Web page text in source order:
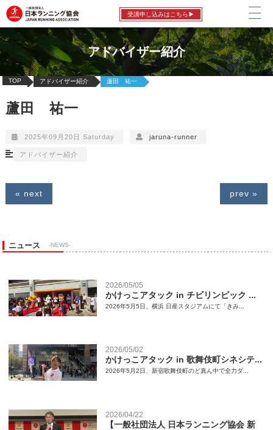
受講申し込みはこちら▶
アドバイザー紹介
TOP アドバイザー紹介 蘆田 祐一
蘆田 祐一
2025年09月20日 Saturday jaruna-runner
アドバイザー紹介
« next prev »
ニュース -NEWS-
2026/05/05
かけっこアタック in チビリンピック ...
2026年5月5日、横浜 日産スタジアムにて「きみ...
2026/05/02
かけっこアタック in 歌舞伎町シネシテ...
2026年5月2日、新宿歌舞伎町のど真ん中で全力ダ...
2026/04/22
【一般社団法人 日本ランニング協会 新